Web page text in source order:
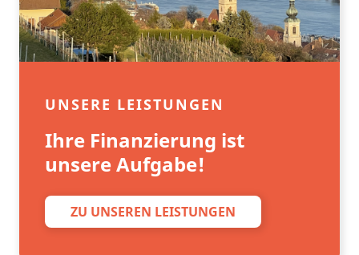
UNSERE LEISTUNGEN
Ihre Finanzierung ist
unsere Aufgabe!
ZU UNSEREN LEISTUNGEN